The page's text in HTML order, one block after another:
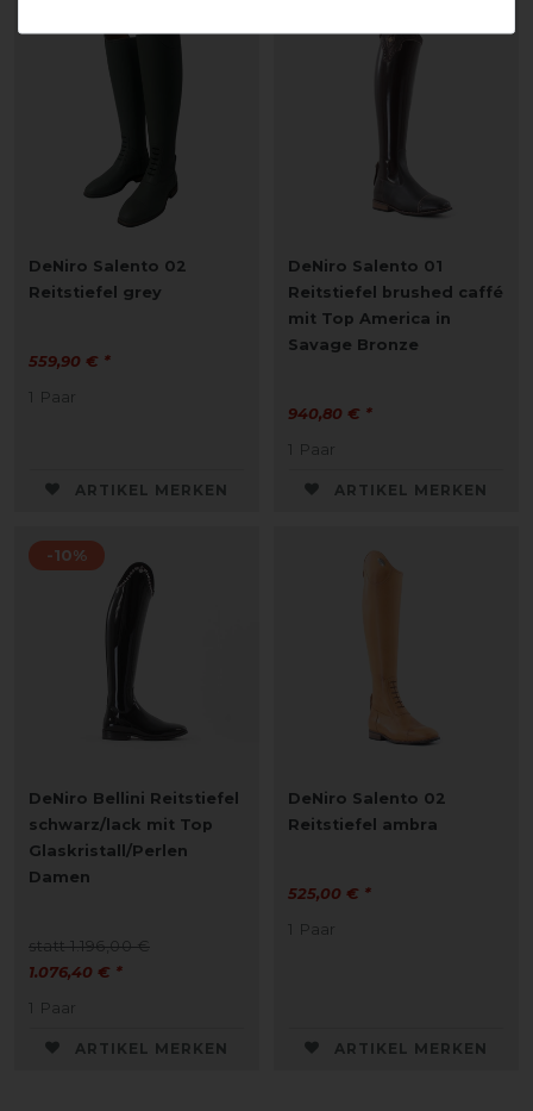
DeNiro Salento 02
Reitstiefel grey
559,90 € *
1 Paar
ARTIKEL MERKEN
DeNiro Salento 01
Reitstiefel brushed caffé
mit Top America in
Savage Bronze
940,80 € *
1 Paar
ARTIKEL MERKEN
-10%
DeNiro Bellini Reitstiefel
schwarz/lack mit Top
Glaskristall/Perlen
Damen
statt 1.196,00 €
1.076,40 € *
1 Paar
ARTIKEL MERKEN
DeNiro Salento 02
Reitstiefel ambra
525,00 € *
1 Paar
ARTIKEL MERKEN